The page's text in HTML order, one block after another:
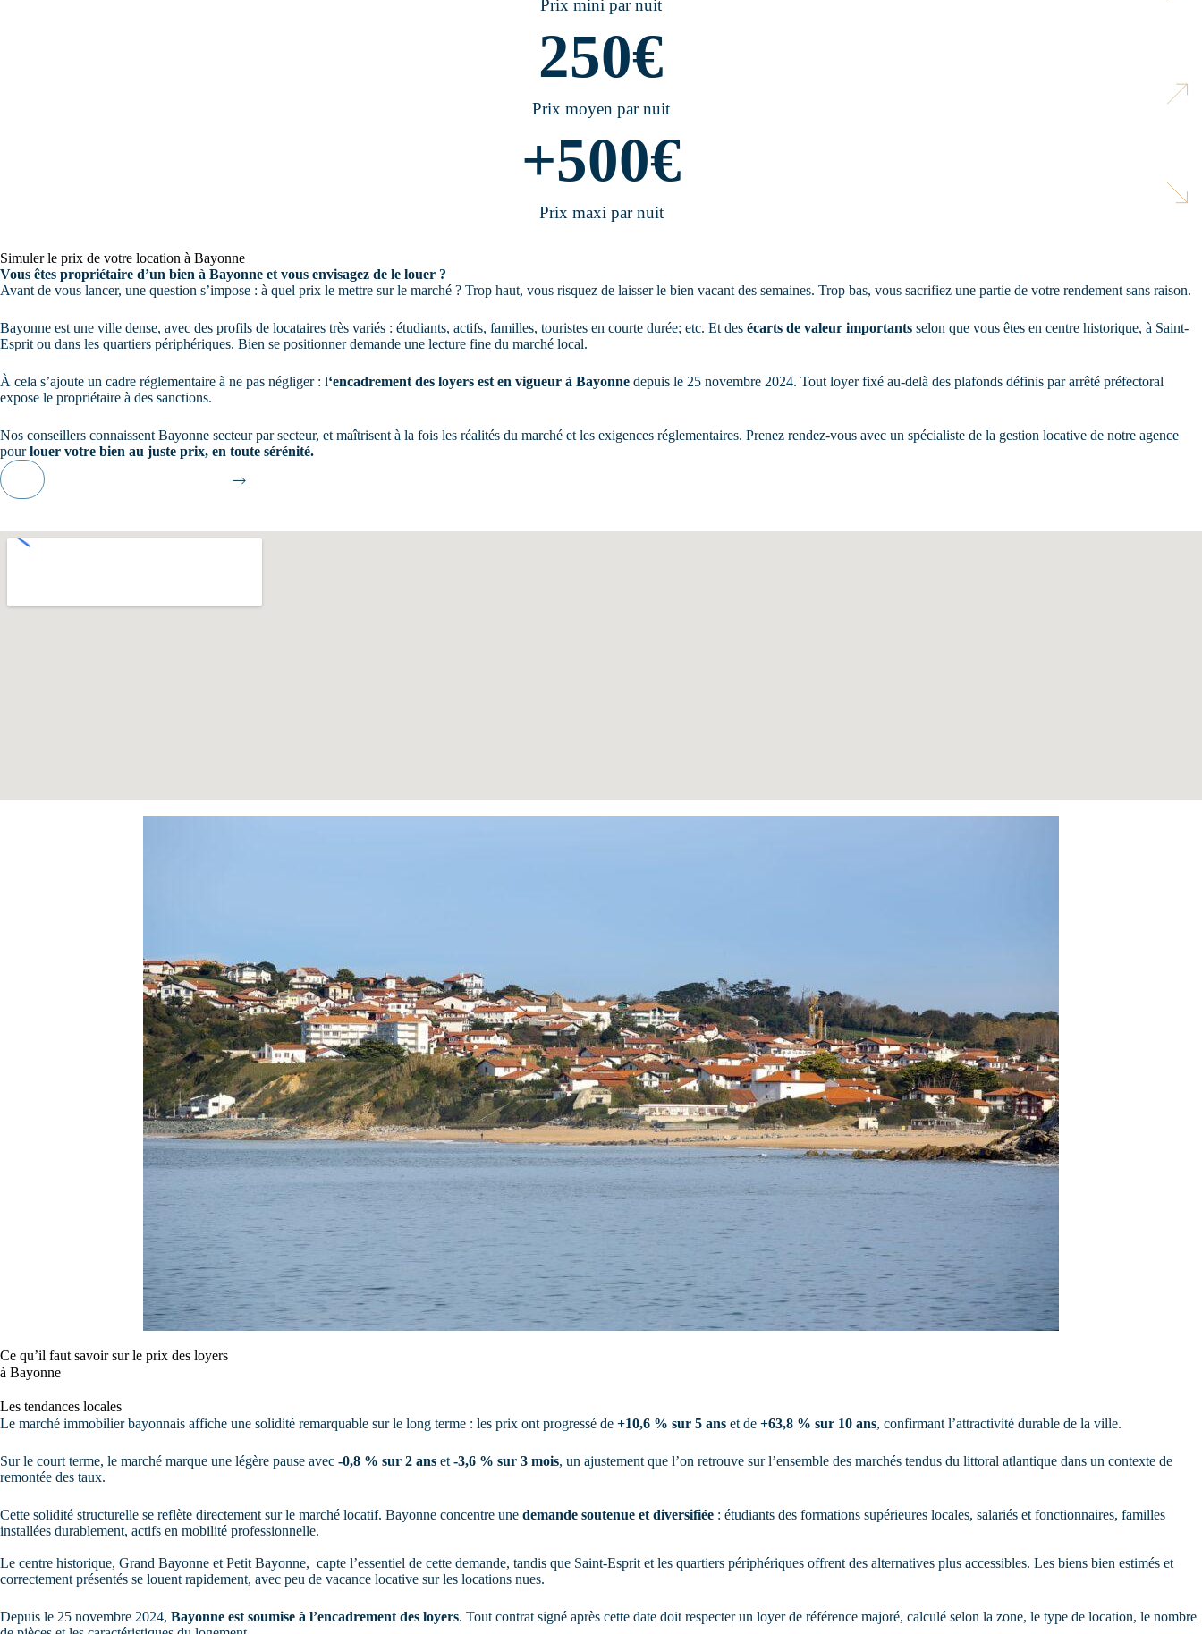
Prix mini par nuit
Prix moyen par nuit
250€
Prix maxi par nuit
+500€
Simuler le prix de votre location à Bayonne
Vous êtes propriétaire d’un bien à Bayonne et vous envisagez de le louer ?
Avant de vous lancer, une question s’impose : à quel prix le mettre sur le marché ? Trop haut, vous risquez de laisser le bien vacant des semaines. Trop bas, vous sacrifiez une partie de votre rendement sans raison.
Bayonne est une ville dense, avec des profils de locataires très variés : étudiants, actifs, familles, touristes en courte durée; etc. Et des écarts de valeur importants selon que vous êtes en centre historique, à Saint-
Esprit ou dans les quartiers périphériques. Bien se positionner demande une lecture fine du marché local.
À cela s’ajoute un cadre réglementaire à ne pas négliger : l‘encadrement des loyers est en vigueur à Bayonne depuis le 25 novembre 2024. Tout loyer fixé au-delà des plafonds définis par arrêté préfectoral
expose le propriétaire à des sanctions.
Nos conseillers connaissent Bayonne secteur par secteur, et maîtrisent à la fois les réalités du marché et les exigences réglementaires. Prenez rendez-vous avec un spécialiste de la gestion locative de notre agence
pourlouer votre bien au juste prix, en toute sérénité.
Je contacte un conseiller
Ce qu’il faut savoir sur le prix des loyers
à Bayonne
Les tendances locales
Le marché immobilier bayonnais affiche une solidité remarquable sur le long terme : les prix ont progressé de +10,6 % sur 5 ans et de +63,8 % sur 10 ans, confirmant l’attractivité durable de la ville.
Sur le court terme, le marché marque une légère pause avec -0,8 % sur 2 ans et -3,6 % sur 3 mois, un ajustement que l’on retrouve sur l’ensemble des marchés tendus du littoral atlantique dans un contexte de
remontée des taux.
Cette solidité structurelle se reflète directement sur le marché locatif. Bayonne concentre une demande soutenue et diversifiée : étudiants des formations supérieures locales, salariés et fonctionnaires, familles
installées durablement, actifs en mobilité professionnelle.
Le centre historique, Grand Bayonne et Petit Bayonne, capte l’essentiel de cette demande, tandis que Saint-Esprit et les quartiers périphériques offrent des alternatives plus accessibles. Les biens bien estimés et
correctement présentés se louent rapidement, avec peu de vacance locative sur les locations nues.
Depuis le 25 novembre 2024, Bayonne est soumise à l’encadrement des loyers. Tout contrat signé après cette date doit respecter un loyer de référence majoré, calculé selon la zone, le type de location, le nombre